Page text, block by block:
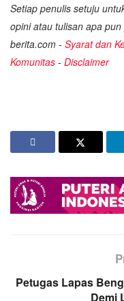
Setiap penulis setuju
opini atau tulisan apa
berita.com - Syarat dan
Komunitas - Disclaimer
Petugas Lapas
Demi